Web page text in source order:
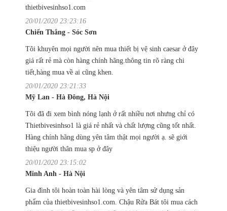
thietbivesinhso1.com
20/01/2020 23:23:16
Chiến Thắng - Sóc Sơn
Tôi khuyên mọi người nên mua thiết bị vệ sinh caesar ở đây
giá rất rẻ mà còn hàng chính hãng.thông tin rõ ràng chi
tiết,hàng mua về ai cũng khen.
20/01/2020 23:21:33
Mỹ Lan - Hà Đông, Hà Nội
Tôi đã đi xem bình nóng lạnh ở rất nhiều nơi nhưng chỉ có
Thietbivesinhso1 là giá rẻ nhất và chất lượng cũng tốt nhất.
Hàng chính hãng dùng yên tâm thật mọi người ạ. sẽ giới
thiệu người thân mua sp ở đây
20/01/2020 23:15:02
Minh Anh - Hà Nội
Gia đình tôi hoàn toàn hài lòng và yên tâm sử dụng sản
phẩm của thietbivesinhso1.com. Chậu Rửa Bát tôi mua cách